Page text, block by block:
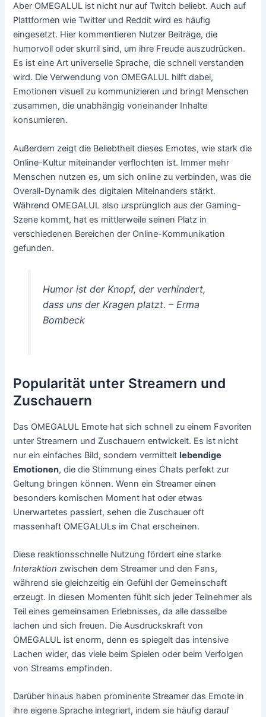
Aber OMEGALUL ist nicht nur auf Twitch beliebt. Auch auf
Plattformen wie Twitter und Reddit wird es häufig
eingesetzt. Hier kommentieren Nutzer Beiträge, die
humorvoll oder skurril sind, um ihre Freude auszudrücken.
Es ist eine Art universelle Sprache, die schnell verstanden
wird. Die Verwendung von OMEGALUL hilft dabei,
Emotionen visuell zu kommunizieren und bringt Menschen
zusammen, die unabhängig voneinander Inhalte
konsumieren.
Außerdem zeigt die Beliebtheit dieses Emotes, wie stark die
Online-Kultur miteinander verflochten ist. Immer mehr
Menschen nutzen es, um sich online zu verbinden, was die
Overall-Dynamik des digitalen Miteinanders stärkt.
Während OMEGALUL also ursprünglich aus der Gaming-
Szene kommt, hat es mittlerweile seinen Platz in
verschiedenen Bereichen der Online-Kommunikation
gefunden.
Humor ist der Knopf, der verhindert,
dass uns der Kragen platzt. – Erma
Bombeck
Popularität unter Streamern und
Zuschauern
Das OMEGALUL Emote hat sich schnell zu einem Favoriten
unter Streamern und Zuschauern entwickelt. Es ist nicht
nur ein einfaches Bild, sondern vermitteltlebendige
Emotionen, die die Stimmung eines Chats perfekt zur
Geltung bringen können. Wenn ein Streamer einen
besonders komischen Moment hat oder etwas
Unerwartetes passiert, sehen die Zuschauer oft
massenhaft OMEGALULs im Chat erscheinen.
Diese reaktionsschnelle Nutzung fördert eine starke
Interaktion zwischen dem Streamer und den Fans,
während sie gleichzeitig ein Gefühl der Gemeinschaft
erzeugt. In diesen Momenten fühlt sich jeder Teilnehmer als
Teil eines gemeinsamen Erlebnisses, da alle dasselbe
lachen und sich freuen. Die Ausdruckskraft von
OMEGALUL ist enorm, denn es spiegelt das intensive
Lachen wider, das viele beim Spielen oder beim Verfolgen
von Streams empfinden.
Darüber hinaus haben prominente Streamer das Emote in
ihre eigene Sprache integriert, indem sie häufig darauf